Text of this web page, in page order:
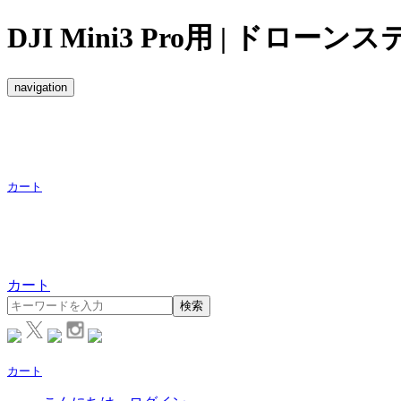
DJI Mini3 Pro用 | ドローンス
navigation
カート
カート
検索
カート